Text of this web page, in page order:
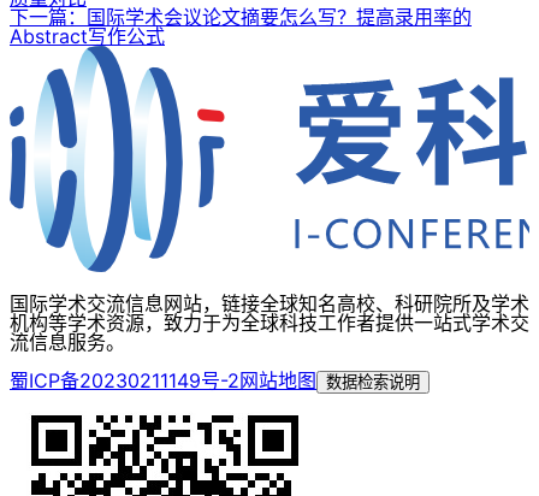
下一篇：国际学术会议论文摘要怎么写？提高录用率的
Abstract写作公式
国际学术交流信息网站，链接全球知名高校、科研院所及学术
机构等学术资源，致力于为全球科技工作者提供一站式学术交
流信息服务。
蜀ICP备20230211149号-2网站地图 数据检索说明